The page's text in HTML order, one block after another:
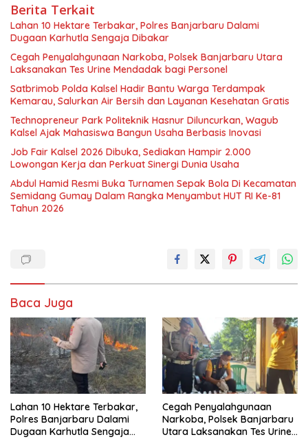
Berita Terkait
Lahan 10 Hektare Terbakar, Polres Banjarbaru Dalami
Dugaan Karhutla Sengaja Dibakar
Cegah Penyalahgunaan Narkoba, Polsek Banjarbaru Utara
Laksanakan Tes Urine Mendadak bagi Personel
Satbrimob Polda Kalsel Hadir Bantu Warga Terdampak
Kemarau, Salurkan Air Bersih dan Layanan Kesehatan Gratis
Technopreneur Park Politeknik Hasnur Diluncurkan, Wagub
Kalsel Ajak Mahasiswa Bangun Usaha Berbasis Inovasi
Job Fair Kalsel 2026 Dibuka, Sediakan Hampir 2.000
Lowongan Kerja dan Perkuat Sinergi Dunia Usaha
Abdul Hamid Resmi Buka Turnamen Sepak Bola Di Kecamatan
Semidang Gumay Dalam Rangka Menyambut HUT RI Ke-81
Tahun 2026
Baca Juga
Lahan 10 Hektare Terbakar,
Polres Banjarbaru Dalami
Dugaan Karhutla Sengaja
Cegah Penyalahgunaan
Narkoba, Polsek Banjarbaru
Utara Laksanakan Tes Urine